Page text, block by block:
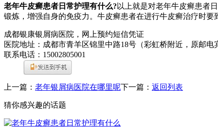
老年牛皮癣患者日常护理有什么? 以上就是对老年牛皮癣患者
锻炼，增强自身的免疫力。牛皮癣患者在进行牛皮癣治疗时
成都银康银屑病医院，网上预约短信凭证
医院地址：成都市青羊区锦里中路18号（彩虹桥附近，原邮电
联系电话：15002805001
上一篇： 老年银屑病医院在哪里呢下一篇： 返回列表
猜你感兴趣的话题